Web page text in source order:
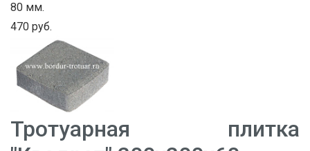
80 мм.
470 руб.
Тротуарная плитка